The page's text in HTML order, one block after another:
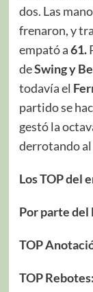
dos. Las
frenaron, y
empató a61.
deSwing y
todavía el
partido se
gestó la
derrotando al
Los TOP del
Por parte del
TOP
TOP